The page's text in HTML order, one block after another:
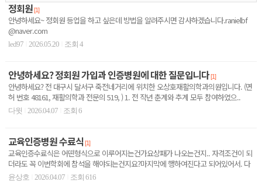
정회원[1]
안녕하세요~ 정회원 등업을 하고 싶은데 방법을 알려주시면 감사하겠습니다.ranielbf
@naver.com
led97 2026.05.20 조회 4
안녕하세요? 정회원 가입과 인증병원에 대한 질문입니다[1]
안녕하세요? 전 대구시 달서구 죽전네거리에 위치한 오상호재활의학과의원입니다. (면
허 번호 48161, 재활의학과 전문의 519, ) 1. 전 작년 춘계와 추계 모두 참여하였으..
다윗 2026.04.07 조회 6
교육인증병원 수료식[1]
교육인증수료식은 어떤형식으로 이루어지는건가요상패가 나오는건지.. 자격조건이 되
더라도 꼭 이번학회에 참석을 해야되는건지요?마지막에 행하여진다고 되어있어서. 다
른 일정과 겹쳐서 미리 ..
윤상호 2026.04.07 조회 616